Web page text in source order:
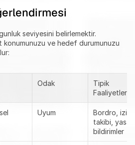
seviyesini belirlemektir.
konumunuzu ve hedef durumunuzu
Odak
Tipik
Faaliyetler
Uyum
Bordro, izin
takibi, yasal
bildirimler